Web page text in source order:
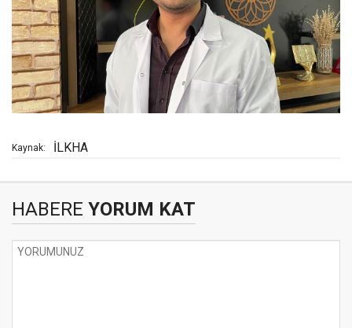
Kaynak: İLKHA
HABERE YORUM KAT